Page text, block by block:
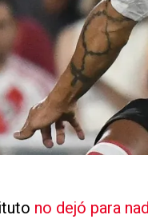
no dejó para